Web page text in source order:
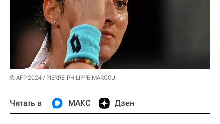
© AFP 2024 / PIERRE-PHILIPPE MARCOU
Читать в МАКС Дзен